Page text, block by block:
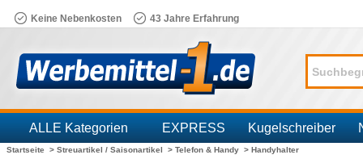
Keine Nebenkosten 43 Jahre Erfahrung
ALLE Kategorien EXPRESS Kugelschreiber
Startseite > Streuartikel / Saisonartikel > Telefon & Handy > Handyhalter